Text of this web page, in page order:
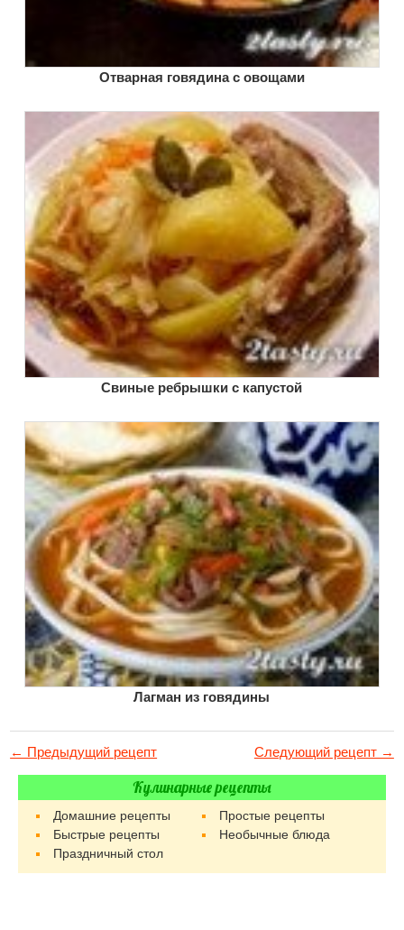
Отварная говядина с овощами
Свиные ребрышки с капустой
Лагман из говядины
← Предыдущий рецепт Следующий рецепт →
Кулинарные рецепты
Домашние рецепты
Простые рецепты
Быстрые рецепты
Необычные блюда
Праздничный стол